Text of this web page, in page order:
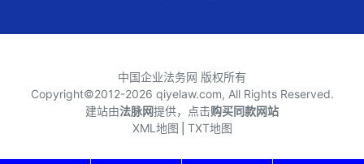
中国企业法务网 版权所有
Copyright©2012-2026 qiyelaw.com, All Rights Reserved.
建站由法脉网提供，点击购买同款网站
XML地图 TXT地图